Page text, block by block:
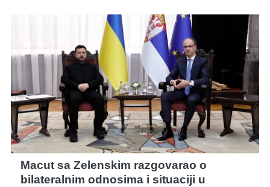
Macut sa Zelenskim razgovarao o
bilateralnim odnosima i situaciji u